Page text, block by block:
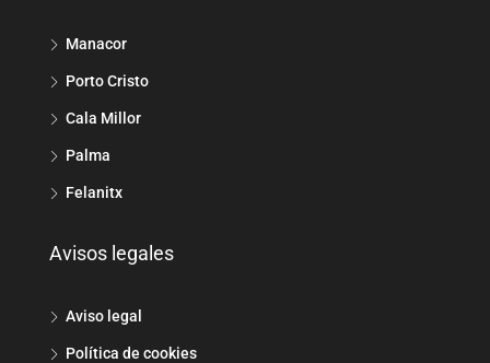
Manacor
Porto Cristo
Cala Millor
Palma
Felanitx
Avisos legales
Aviso legal
Política de cookies